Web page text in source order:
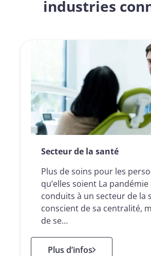
industries
Secteur de la santé
Plus de soins pour les
qu’elles soient La
conduits à un secteur de la
conscient de sa centralité,
de se…
Plus d’infos
: Secteur de la santé